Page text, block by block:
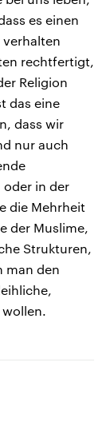
es einen
verhalten
rechtfertigt,
Religion
das eine
dass wir
nur auch
oder in der
die Mehrheit
der Muslime,
Strukturen,
man den